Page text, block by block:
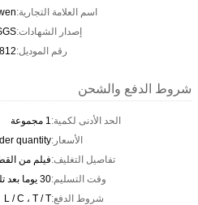
اسم العلامة التجارية:
إصدار الشهادات:
رقم الموديل:
شروط الدفع والشحن
الحد الأدنى لكمية:1 مجموعة
الأسعار:quantity
تفاصيل التغليف:فيلم من
وقت التسليم:30 يوما بعد تلقي الودائع
شروط الدفع:L / C ، T / T